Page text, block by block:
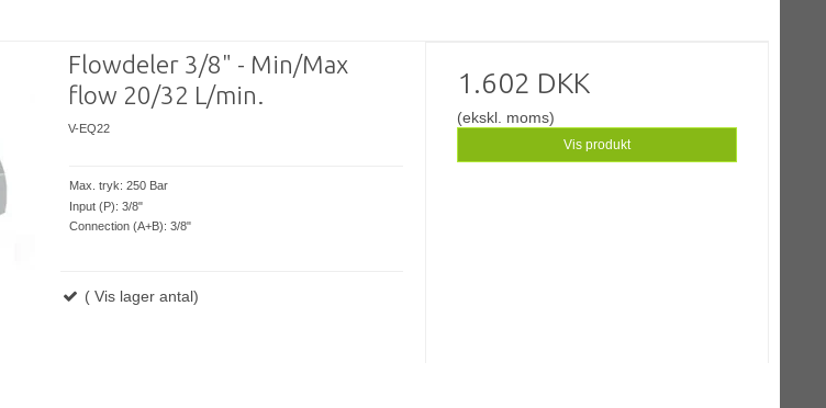
Flowdeler 3/8" - Min/Max
flow 20/32 L/min.
V-EQ22
Max. tryk: 250 Bar
Input (P): 3/8"
Connection (A+B): 3/8"
( Vis lager antal)
1.602 DKK
(ekskl. moms)
Vis produkt